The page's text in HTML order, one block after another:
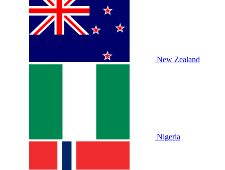
New Zealand
Nigeria